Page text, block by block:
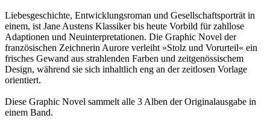
Liebesgeschichte, Entwicklungsroman und Gesellschaftsporträt in
einem, ist Jane Austens Klassiker bis heute Vorbild für zahllose
Adaptionen und Neuinterpretationen. Die Graphic Novel der
französischen Zeichnerin Aurore verleiht »Stolz und Vorurteil« ein
frisches Gewand aus strahlenden Farben und zeitgenössischem
Design, während sie sich inhaltlich eng an der zeitlosen Vorlage
orientiert.
Diese Graphic Novel sammelt alle 3 Alben der Originalausgabe in
einem Band.